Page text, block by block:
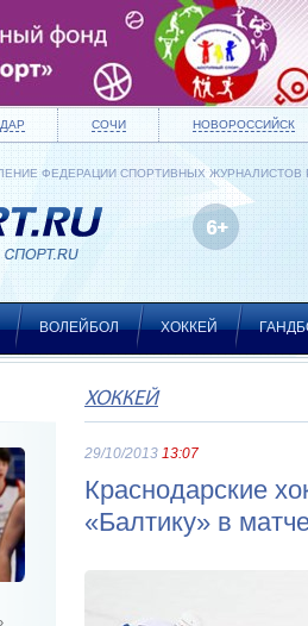
СОЧИ НОВОРОССИЙСК
ФЕДЕРАЦИИ СПОРТИВНЫХ ЖУРНАЛИСТОВ
ВОЛЕЙБОЛ ХОККЕЙ
ХОККЕЙ
29/10/2013 13:07
Краснодарские
«Балтику» в